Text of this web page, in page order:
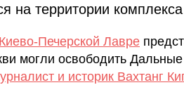
на территории комплекса
Печерской Лавре
могли освободить
и историк Вахтанг